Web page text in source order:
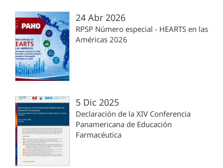
24 Abr 2026
RPSP Número especial - HEARTS en las
Américas 2026
5 Dic 2025
Declaración de la XIV Conferencia
Panamericana de Educación
Farmacéutica